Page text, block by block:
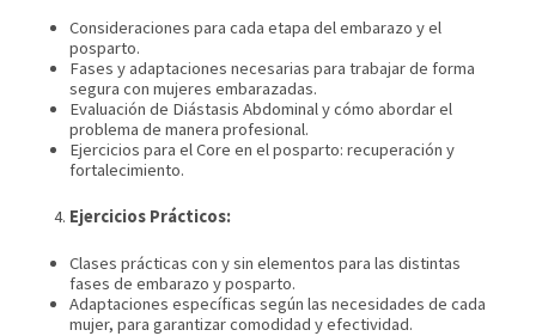
Consideraciones para cada etapa del embarazo y el
posparto.
Fases y adaptaciones necesarias para trabajar de forma
segura con mujeres embarazadas.
Evaluación de Diástasis Abdominal y cómo abordar el
problema de manera profesional.
Ejercicios para el Core en el posparto: recuperación y
fortalecimiento.
Ejercicios Prácticos:
Clases prácticas con y sin elementos para las distintas
fases de embarazo y posparto.
Adaptaciones específicas según las necesidades de cada
mujer, para garantizar comodidad y efectividad.